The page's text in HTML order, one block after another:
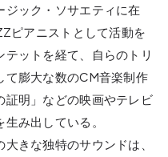
ジック・ソサエティに在
ピアニストとして活動を
ットを経て、自らのトリ
て膨大な数のCM音楽制作
証明」などの映画やテレビ
み出している。
きな独特のサウンドは、